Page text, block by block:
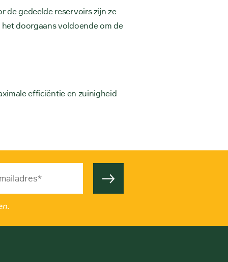
de gedeelde reservoirs zijn ze
doorgaans voldoende om de
efficiëntie en zuinigheid